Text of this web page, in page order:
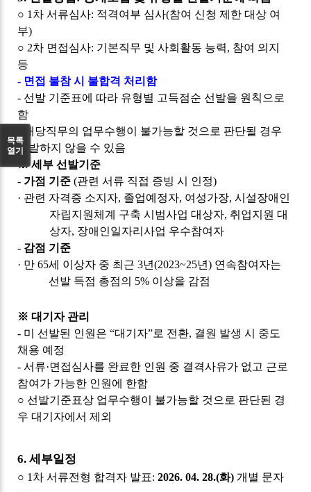
○ 1 차 서류심사: 적격여부 심사(참여 신청 제한 대상 여
부)
○ 2차 면접심사: 기본직무 및 사회활동 능력, 참여 의지
등
- 면접 불참 시 불합격 처리함
- 선발 기준표에 따라 유형별 고득점순 선발을 원칙으로
함
해당직무의 업무수행이 불가능할 것으로 판단될 경우
선발하지 않을 수 있음
※세부 선발기준
- 가점 기준 (관련 서류 직접 증빙 시 인정)
· 관련 자격증 소지자, 졸업예정자, 여성가장,시설장애인
자립지원체계 구축 시범사업 대상자, 취업지원 대
상자, 장애인일자리사업 우수참여자
- 감점 기준
· 만65세 이상자 중 최근3년(2023~25년) 연속참여자는
선발 득점 총점의 5% 이상을 감점
※대기자 관리
- 미 선발된 인원은“대기자”로 전환, 결원 발생 시 중도
채용 예정
-서류·면접심사를 완료한 인원 중 결격사유가 없고 근로
참여가 가능한 인원에 한함
○ 선발기준표상 업무수행이 불가능할 것으로 판단된 경
우 대기자에서 제외
6.세부일정
○ 1 차 서류전형 합격자 발표:2026. 04. 28.(화) 개별 문자
목록
열기